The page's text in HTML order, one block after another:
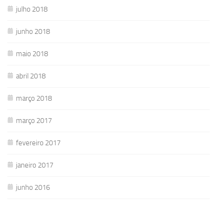
julho 2018
junho 2018
maio 2018
abril 2018
março 2018
março 2017
fevereiro 2017
janeiro 2017
junho 2016